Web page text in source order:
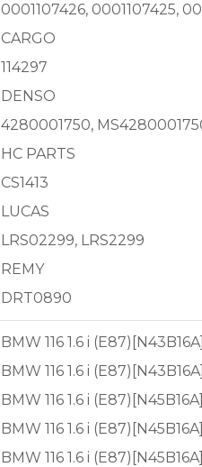
0001107426, 0001107425,
CARGO
114297
DENSO
4280001750,
HC PARTS
CS1413
LUCAS
LRS02299, LRS2299
REMY
DRT0890
BMW 116 1.6 i
BMW 116 1.6 i
BMW 116 1.6 i
BMW 116 1.6 i
BMW 116 1.6 i